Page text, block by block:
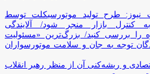
نیوز: طرح تولید موتورسیکلت توسط
کنترل بازار منجر شود/ آلایندگی
را بررسی کنید/ بزرگ‌ترین «مسئولیت
توجه به جان و سلامت موتورسواران
و ریشه‌کنی آن از منظر رهبر انقلاب